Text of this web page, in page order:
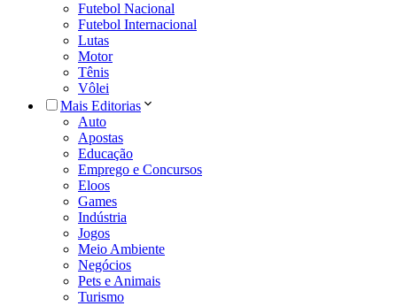
Futebol Nacional
Futebol Internacional
Lutas
Motor
Tênis
Vôlei
Mais Editorias
Auto
Apostas
Educação
Emprego e Concursos
Eloos
Games
Indústria
Jogos
Meio Ambiente
Negócios
Pets e Animais
Turismo